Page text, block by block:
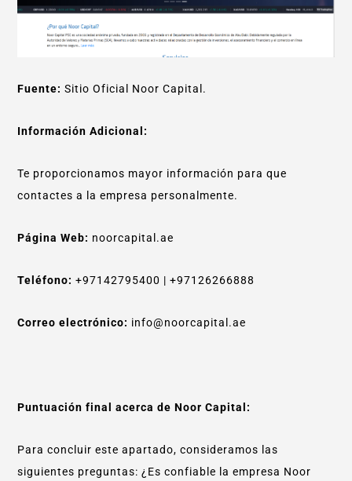
Fuente: Sitio Oficial Noor Capital.
Información Adicional:
Te proporcionamos mayor información para que
contactes a la empresa personalmente.
Página Web: noorcapital.ae
Teléfono: +97142795400 | +97126266888
Correo electrónico: info@noorcapital.ae
Puntuación final acerca de Noor Capital:
Para concluir este apartado, consideramos las
siguientes preguntas: ¿Es confiable la empresa Noor